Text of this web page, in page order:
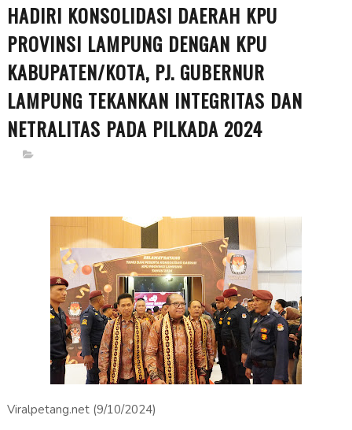
HADIRI KONSOLIDASI DAERAH KPU
PROVINSI LAMPUNG DENGAN KPU
KABUPATEN/KOTA, PJ. GUBERNUR
LAMPUNG TEKANKAN INTEGRITAS DAN
NETRALITAS PADA PILKADA 2024
Viralpetang.net (9/10/2024)